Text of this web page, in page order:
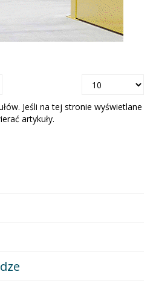
Pokaż
Jeśli na tej stronie wyświetlane
artykuły.